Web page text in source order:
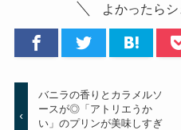
よかったらシ
バニラの香りとカラメルソ
ースが◎「アトリエうか
い」のプリンが美味しすぎ